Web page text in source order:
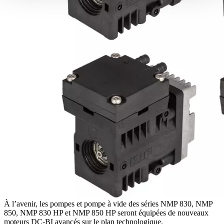
À l’avenir, les pompes et pompe à vide des séries NMP 830, NMP
850, NMP 830 HP et NMP 850 HP seront équipées de nouveaux
moteurs DC-BI avancés sur le plan technologique.